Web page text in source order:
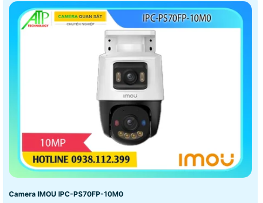
Camera IMOU IPC-PS70FP-10M0